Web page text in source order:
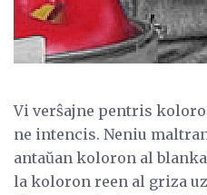
Vi verŝajne pentris
ne intencis. Neniu
antaŭan koloron al
la koloron reen al griza